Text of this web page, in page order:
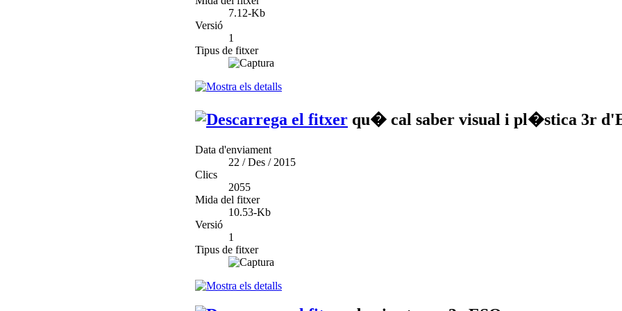
7.12-Kb
Versió
1
Tipus de fitxer
qu� cal saber visual i pl�stica 3r
Data d'enviament
22 / Des / 2015
Clics
2055
Mida del fitxer
10.53-Kb
Versió
1
Tipus de fitxer